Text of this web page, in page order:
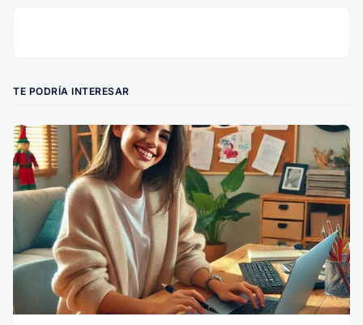
TE PODRÍA INTERESAR